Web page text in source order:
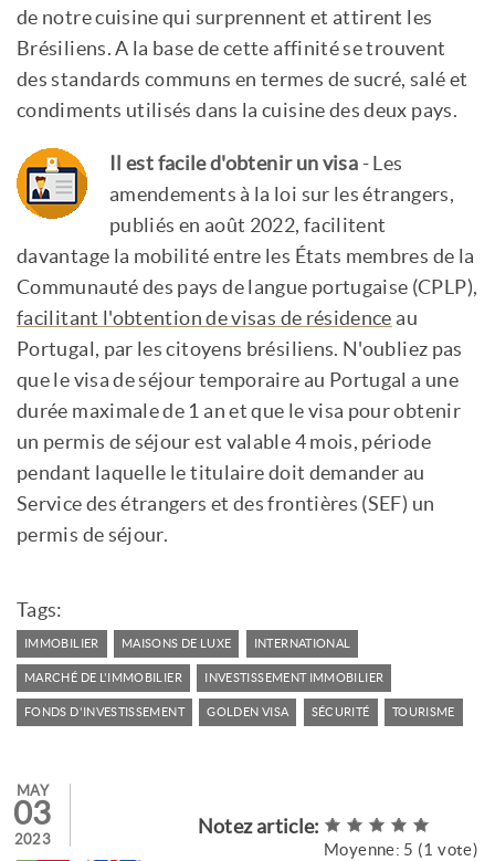
de notre cuisine qui surprennent et attirent les
Brésiliens. A la base de cette affinité se trouvent
des standards communs en termes de sucré, salé et
condiments utilisés dans la cuisine des deux pays.
Il est facile d'obtenir un visa - Les
amendements à la loi sur les étrangers,
publiés en août 2022, facilitent
davantage la mobilité entre les États membres de la
Communauté des pays de langue portugaise (CPLP),
facilitant l'obtention de visas de résidence au
Portugal, par les citoyens brésiliens. N'oubliez pas
que le visa de séjour temporaire au Portugal a une
durée maximale de 1 an et que le visa pour obtenir
un permis de séjour est valable 4 mois, période
pendant laquelle le titulaire doit demander au
Service des étrangers et des frontières (SEF) un
permis de séjour.
Tags:
IMMOBILIER MAISONS DE LUXE INTERNATIONAL
MARCHÉ DE L'IMMOBILIER INVESTISSEMENT IMMOBILIER
FONDS D'INVESTISSEMENT GOLDEN VISA SÉCURITÉ TOURISME
Notez article:
Moyenne: 5 (1 vote)
MAY
03
2023